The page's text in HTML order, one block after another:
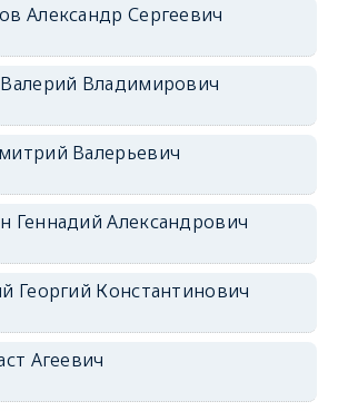
Александр Сергеевич
Владимирович
Валерьевич
Геннадий Александрович
Георгий Константинович
Агеевич